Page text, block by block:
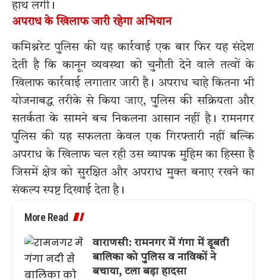
हाथ लगी।
अपराध के खिलाफ जारी रहेगा अभियान
कमिश्नरेट पुलिस की यह कार्रवाई एक बार फिर यह संदेश
देती है कि कानून व्यवस्था को चुनौती देने वाले तत्वों के
खिलाफ कार्रवाई लगातार जारी है। अपराध चाहे कितना भी
योजनाबद्ध तरीके से किया जाए, पुलिस की सक्रियता और
सतर्कता के सामने बच निकलना आसान नहीं है। रामनगर
पुलिस की यह सफलता केवल एक गिरफ्तारी नहीं बल्कि
अपराध के खिलाफ चल रही उस व्यापक मुहिम का हिस्सा है
जिसमें क्षेत्र को सुरक्षित और अपराध मुक्त बनाए रखने का
संकल्प स्पष्ट दिखाई देता है।
More Read
वाराणसी: रामनगर में गंगा में डूबती
बालिका को पुलिस व नाविकों ने
बचाया, टला बड़ा हादसा